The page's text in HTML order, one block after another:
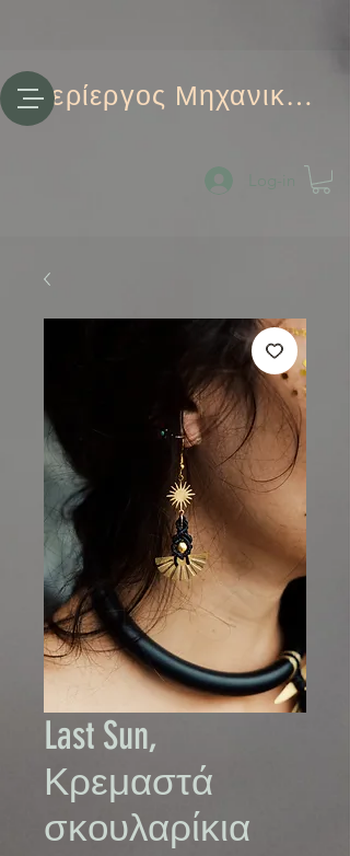
Περίεργος Μηχανικός
Log-in
Last Sun,
Κρεμαστά
σκουλαρίκια